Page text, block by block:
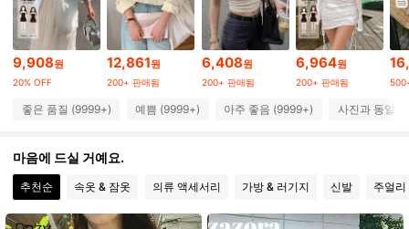
4.91 6.6M 팔로워
4.91
9,908원
20% OFF
12,861원
200+ 판매됨
6,408원
200+ 판매됨
6,964원
200+ 판매됨
좋은 품질 (9999+) 예쁨 (9999+) 아주 좋음 (9999+) 사진과 동일
마음에 드실 거예요.
추천순 속옷 & 잠옷 의류 액세서리 가방 & 러기지 신발 주얼